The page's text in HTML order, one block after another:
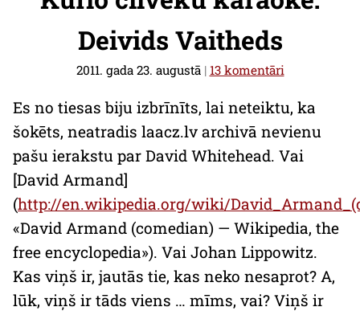
Deivids Vaitheds
2011. gada 23. augustā | 13 komentāri
Es no tiesas biju izbrīnīts, lai neteiktu, ka
šokēts, neatradis laacz.lv archivā nevienu
pašu ierakstu par David Whitehead. Vai
[David Armand]
(http://en.wikipedia.org/wiki/
«David Armand (comedian) — Wikipedia, the
free encyclopedia»). Vai Johan Lippowitz.
Kas viņš ir, jautās tie, kas neko nesaprot? A,
lūk, viņš ir tāds viens … mīms, vai? Viņš ir